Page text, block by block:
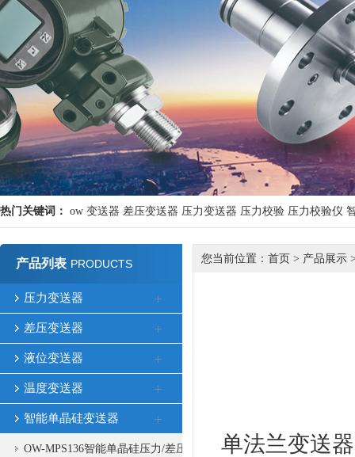
热门关键词： ow 变送器 差压变送器 压力变送器 压力校验 压力校验仪
产品列表 PRODUCTS
压力变送器
差压变送器
液位变送器
温度变送器
智能单晶硅变送器
OW-MPS136智能单晶硅压力/差压
您当前位置： 首页 > 产品展示
单法兰变送